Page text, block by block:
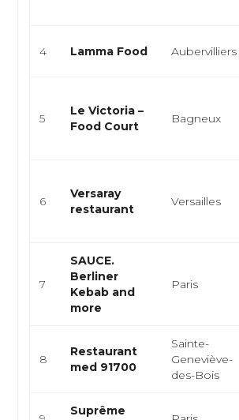
4 Lamma Food Aubervilliers
5
Le Victoria –
Food Court
Bagneux
6
Versaray
restaurant
Versailles
7
SAUCE.
Berliner
Kebab and
more
Paris
8
Restaurant
med 91700
Sainte-
Geneviève-
des-Bois
Suprême